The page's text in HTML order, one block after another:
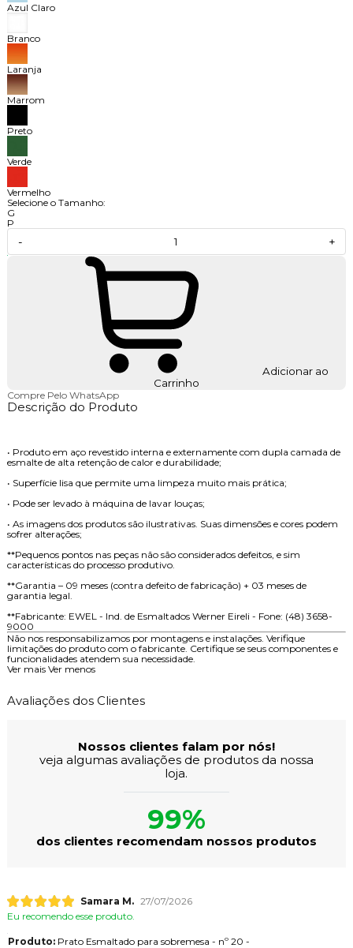
Azul Claro
Branco
Laranja
Marrom
Preto
Verde
Vermelho
Selecione o Tamanho:
G
P
- +
Adicionar ao
Carrinho
Compre Pelo WhatsApp
Descrição do Produto
• Produto em aço revestido interna e externamente com dupla camada de
esmalte de alta retenção de calor e durabilidade;
• Superfície lisa que permite uma limpeza muito mais prática;
• Pode ser levado à máquina de lavar louças;
• As imagens dos produtos são ilustrativas. Suas dimensões e cores podem
sofrer alterações;
**Pequenos pontos nas peças não são considerados defeitos, e sim
características do processo produtivo.
**Garantia – 09 meses (contra defeito de fabricação) + 03 meses de
garantia legal.
**Fabricante: EWEL - Ind. de Esmaltados Werner Eireli - Fone: (48) 3658-
9000
Não nos responsabilizamos por montagens e instalações. Verifique
limitações do produto com o fabricante. Certifique se seus componentes e
funcionalidades atendem sua necessidade.
Ver mais Ver menos
Avaliações dos Clientes
Nossos clientes falam por nós!
veja algumas avaliações de produtos da nossa
loja.
99%
dos clientes recomendam nossos produtos
Samara M. 27/07/2026
Eu recomendo esse produto.
Produto:Prato Esmaltado para sobremesa - nº 20 -